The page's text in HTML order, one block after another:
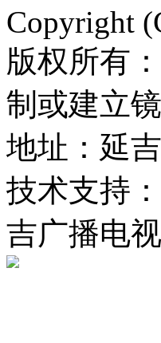
Copyright
版权所有
制或建立
地址：延
技术支持
吉广播电